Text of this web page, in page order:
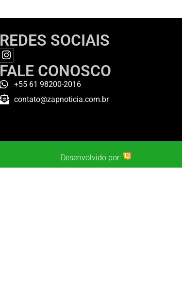
REDES SOCIAIS
FALE CONOSCO
+55 61 98200-2016
contato@zapnoticia.com.br
Desenvolvido por: